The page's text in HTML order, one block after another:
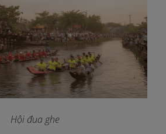
Hội đua ghe